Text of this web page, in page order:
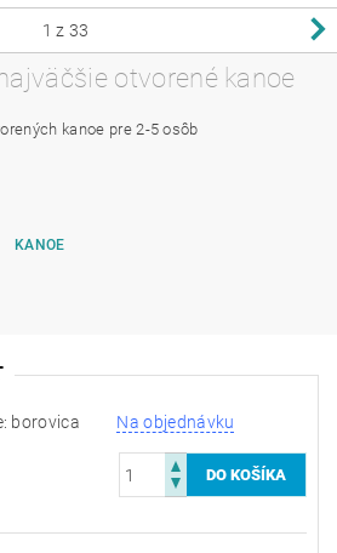
1 z 33
otvorené kanoe
kanoe pre 2-5 osôb
KANOE
borovica Na objednávku